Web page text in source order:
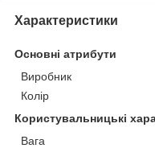
Характеристики
Основні атрибути
Виробник
Колір
Користувальницькі
Вага